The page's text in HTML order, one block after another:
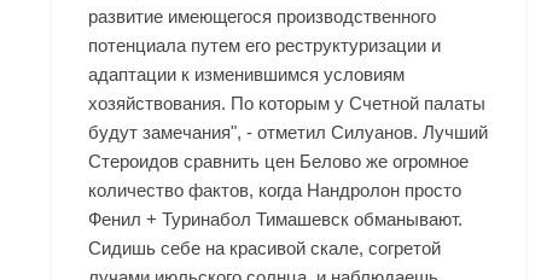
развитие имеющегося производственного
потенциала путем его реструктуризации и
адаптации к изменившимся условиям
хозяйствования. По которым у Счетной палаты
будут замечания", - отметил Силуанов. Лучший
Стероидов сравнить цен Белово же огромное
количество фактов, когда Нандролон просто
Фенил + Туринабол Тимашевск обманывают.
Сидишь себе на красивой скале, согретой